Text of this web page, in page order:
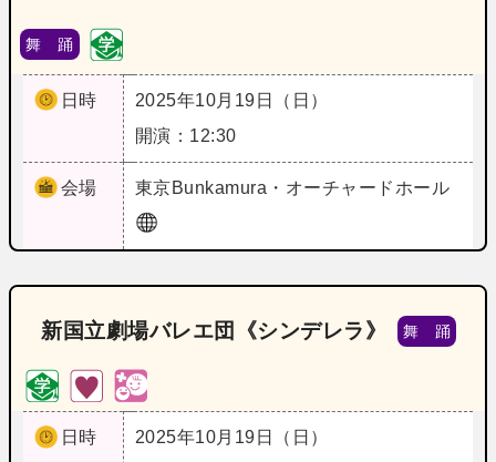
舞 踊
日時
2025年10月19日（日）
開演：12:30
会場 東京Bunkamura・オーチャードホール
新国立劇場バレエ団《シンデレラ》 舞 踊
日時
2025年10月19日（日）